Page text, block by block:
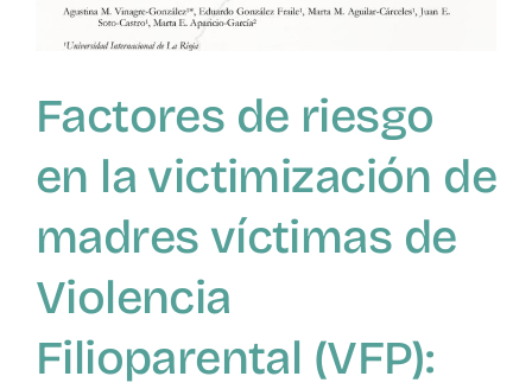
Asociarse
SEVIFIP CONECTA
Mapa de recursos
Observatorio VFP
Factores de riesgo
en la victimización de
madres víctimas de
Violencia
Filioparental (VFP):